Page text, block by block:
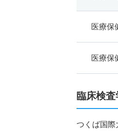
医療保
医療保
臨床検査
つくば国際